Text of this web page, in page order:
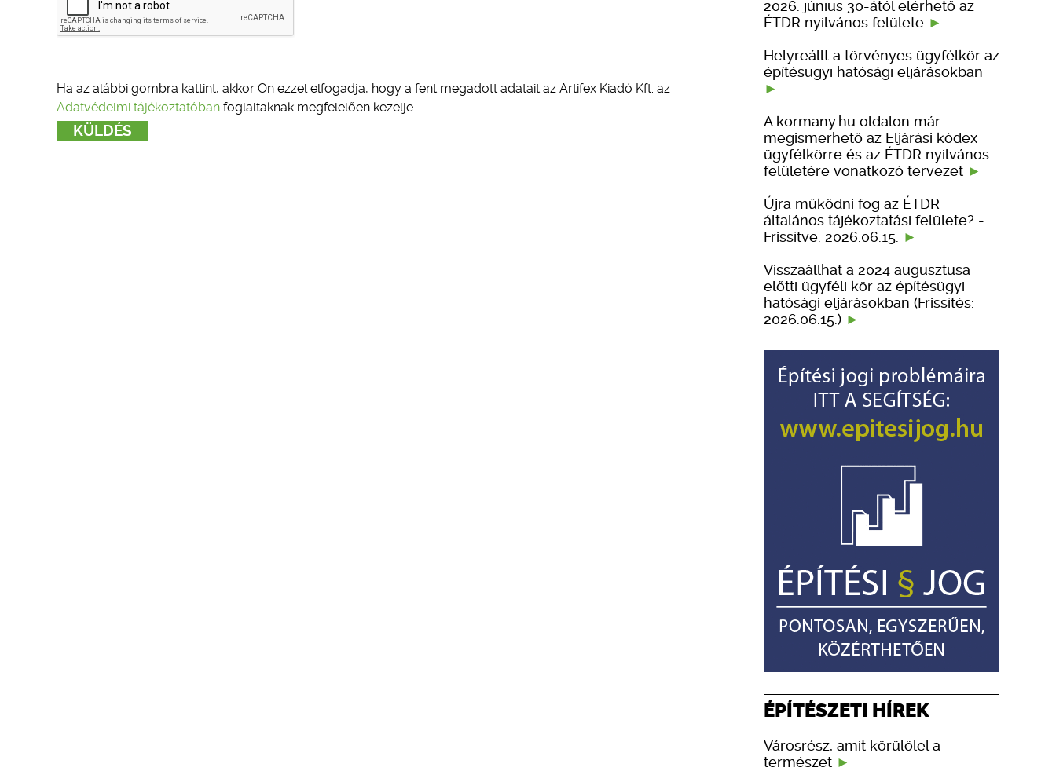
Ha az alábbi gombra kattint, akkor Ön ezzel elfogadja, hogy a fent megadott adatait az Artifex Kiadó Kft. az
Adatvédelmi tájékoztatóban foglaltaknak megfelelően kezelje.
2026. június 30-ától elérhető az
ÉTDR nyilvános felülete
Helyreállt a törvényes ügyfélkör az
építésügyi hatósági eljárásokban
A kormany.hu oldalon már
megismerhető az Eljárási kódex
ügyfélkörre és az ÉTDR nyilvános
felületére vonatkozó tervezet
Újra működni fog az ÉTDR
általános tájékoztatási felülete? -
Frissítve: 2026.06.15.
Visszaállhat a 2024 augusztusa
előtti ügyféli kör az építésügyi
hatósági eljárásokban (Frissítés:
2026.06.15.)
ÉPÍTÉSZETI HÍREK
Városrész, amit körülölel a
természet